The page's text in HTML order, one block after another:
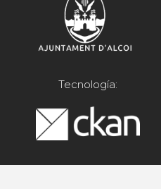
Tecnología: